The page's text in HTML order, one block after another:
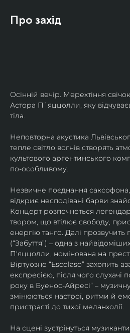
Про захід
Осінній вечір. Мерехтіння
Астора П`яццолли, яку
тіла.
Неповторна акустика
тепле світло вогнів створять
культового аргентинського
по-особливому.
Незвичне поєднання
відкриє несподівані барви
Концерт розпочнеться
твором, що втілює свободу,
енергію танго. Далі
(“Забуття”) – одна з
П'яццолли, номінована на
Віртуозне “Escolaso” захопить
експресією, після чого слухачі
року в Буенос-Айресі” – музичну
змінюються настрої, ритми й
пристрасті до тихої меланхолії.
На сцені зустрінуться